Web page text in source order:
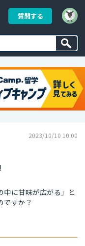
質問する
2023/10/10 10:00
中に甘味が広がる」と
ですか？